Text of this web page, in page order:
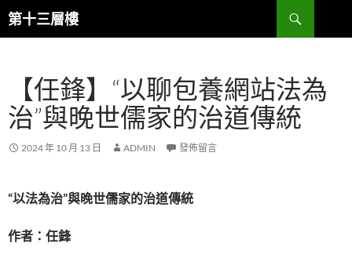
跳
至
容
第十三層樓
搜
尋
【任鋒】“以聊包養網站法為
治”與晚世儒家的治道傳統
2024 年 10 月 13 日 ADMIN 發佈留言
“以法為治”與晚世儒家的治道傳統
作者：任鋒